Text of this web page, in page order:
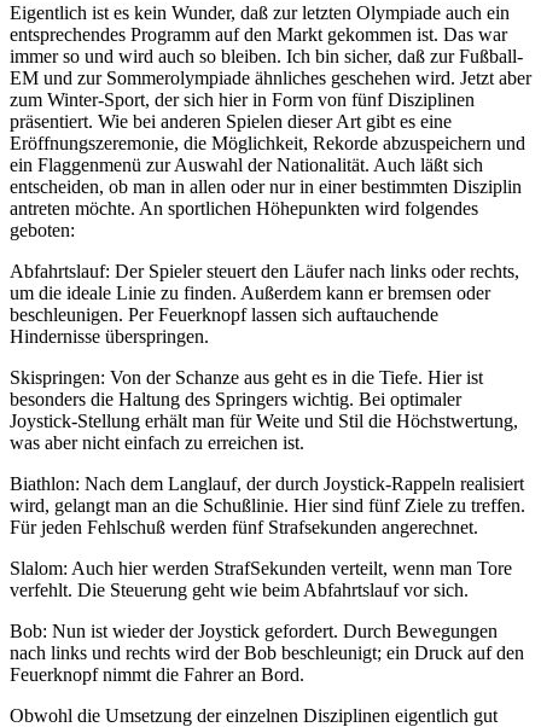
Eigentlich ist es kein Wunder, daß zur letzten Olympiade auch ein
entsprechendes Programm auf den Markt gekommen ist. Das war
immer so und wird auch so bleiben. Ich bin sicher, daß zur Fußball-
EM und zur Sommerolympiade ähnliches geschehen wird. Jetzt aber
zum Winter-Sport, der sich hier in Form von fünf Disziplinen
präsentiert. Wie bei anderen Spielen dieser Art gibt es eine
Eröffnungszeremonie, die Möglichkeit, Rekorde abzuspeichern und
ein Flaggenmenü zur Auswahl der Nationalität. Auch läßt sich
entscheiden, ob man in allen oder nur in einer bestimmten Disziplin
antreten möchte. An sportlichen Höhepunkten wird folgendes
geboten:
Abfahrtslauf: Der Spieler steuert den Läufer nach links oder rechts,
um die ideale Linie zu finden. Außerdem kann er bremsen oder
beschleunigen. Per Feuerknopf lassen sich auftauchende
Hindernisse überspringen.
Skispringen: Von der Schanze aus geht es in die Tiefe. Hier ist
besonders die Haltung des Springers wichtig. Bei optimaler
Joystick-Stellung erhält man für Weite und Stil die Höchstwertung,
was aber nicht einfach zu erreichen ist.
Biathlon: Nach dem Langlauf, der durch Joystick-Rappeln realisiert
wird, gelangt man an die Schußlinie. Hier sind fünf Ziele zu treffen.
Für jeden Fehlschuß werden fünf Strafsekunden angerechnet.
Slalom: Auch hier werden StrafSekunden verteilt, wenn man Tore
verfehlt. Die Steuerung geht wie beim Abfahrtslauf vor sich.
Bob: Nun ist wieder der Joystick gefordert. Durch Bewegungen
nach links und rechts wird der Bob beschleunigt; ein Druck auf den
Feuerknopf nimmt die Fahrer an Bord.
Obwohl die Umsetzung der einzelnen Disziplinen eigentlich gut